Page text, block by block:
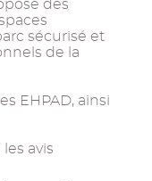
des
sécurisé et
de la
EHPAD, ainsi
avis